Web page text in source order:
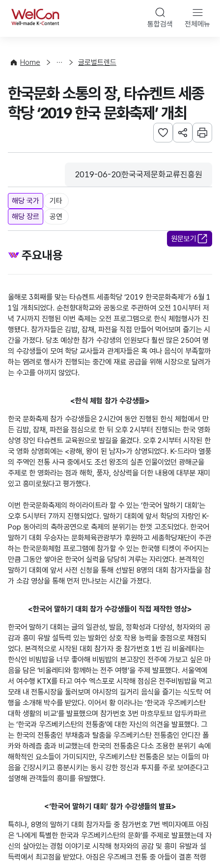
WelCon 통합검색 전체메뉴
Home
향
계
글로벌트렌드
한국문화 소통의 장, 타슈켄트 세종
학당 ‘2019 한국 문화축제’ 개최
관심사 등록하기
URL 공유하
인쇄
등록일
2019-06-20
수집기관
한국국제문화교류진흥원
해당 국가
기타
해당 장르
공연
원문보기
주요내용
올해로 3회째를 맞는 타슈켄트 세종학당 ‘2019 한국문화축제’가 6월 1
1일 개최되었다. 순천향대학교와 공동으로 주관하여 오전 10시부터 저
녁 7시까지 진행된 이번 축제는 오전 프로그램으로 한식 체험행사가 진
행됐다. 참가자들은 김밥, 잡채, 파전을 직접 만들어 먹어보며 즐기는 시
간을 가졌다. 당초 예상한 참가 수강생의 인원보다 훨씬 많은 250여 명
의 수강생들이 모여 학당 교사들과 관계자들은 혹 여나 음식이 부족할까
하는 염려로 행사가 진행되는 중간에 재료 공급을 위해 시장으로 달려가
는 수고를 아끼지 않았다.
<한식 체험 참가 수강생들>
한국 문화축제 참가 수강생들은 2시간여 동안 진행된 한식 체험에서 만
든 김밥, 잡채, 파전을 점심으로 한 뒤 오후 2시부터 진행되는 한국 영화
상영 장인 타슈켄트 교육원으로 발길을 옮겼다. 오후 2시부터 시작된 한
국 영화 상영회에는 <광해, 왕이 된 남자>가 상영되었다. K-드라마 열풍
의 주역인 전통 사극 중에서도 조선 왕조의 실존 인물이었던 광해군을
주제로 한 영화라는 점과 해학, 풍자, 상상력을 더한 내용에 대부분 재미
있고 흥미로웠다고 평가했다.
이번 한국문화축제의 하이라이트라 할 수 있는 ‘한국어 말하기 대회’는
오후 5시부터 7까지 진행되었다. 말하기 대회에 앞서 학당의 자랑인 K-
Pop 동아리의 축하공연으로 축제의 분위기는 한껏 고조되었다. 한국어
말하기 대회 우승자는 문화체육관광부가 후원하고 세종학당재단이 주관
하는 한국문화체험 프로그램에 참가할 수 있는 한국행 티켓이 주어지는
만큼 그동안 쌓아온 한국어 실력을 당당히 겨루는 자리였다. 본격적인
말하기 대회에 앞서 사전 신청을 통해 선발된 8명의 대회 참가자들을 참
가 소감 영상을 통해 먼저 만나보는 시간을 가졌다.
<한국어 말하기 대회 참가 수강생들이 직접 제작한 영상>
한국어 말하기 대회는 글의 일관성, 발음, 정확성과 다양성, 청자와의 공
감과 흥미 유발 설득력 있는 발화인 상호 작용 능력을 중점으로 채점되
었다. 본격적으로 시작된 대회 참가자 중 참가번호 1번 김 비올레타는
한식인 비빔밥을 너무 좋아해 비빔밥의 본고장인 전주에 가보고 싶은 마
음을 담은 ‘비올레티와 함께하는 전주 여행’을 주제 발표했다. 서울역에
서 여수행 KTX를 타고 여수 엑스포로 시작해 점심은 전주비빔밥을 먹고
모래 내 전통시장을 둘러보며 야시장의 길거리 음식을 즐기는 식도락 여
행을 소개해 박수를 받았다. 이어서 황 이라나는 ‘한국과 우즈베키스탄
대학 생활의 비교’를 발표했으며 참가번호 3번 마흐무토브 압두카파르
는 ‘한국과 우즈베키스탄의 전통춤’에 대한 자신의 의견을 발표했다. 그
는 한국의 전통춤인 부채춤과 탈춤을 우즈베키스탄 전통춤인 안디잔 폴
카와 하례즘 춤과 비교했는데 한국의 전통춤은 다소 조용한 분위기 속에
해학적인 요소들이 가미되지만, 우즈베키스탄 전통춤은 보는 이들의 마
음을 긴장시키고 흥분시키는 동시 강한 정신과 투지를 주로 보여준다고
설명해 관객들의 흥미를 유발했다.
<‘한국어 말하기 대회’ 참가 수강생들의 발표>
특히나, 8명의 말하기 대회 참가자들 중 참가번호 7번 벡미자예프 아짐
은 ‘나에게 특별한 한국과 우즈베키스탄의 문화’를 주제로 발표했는데 자
신의 살아있는 경험 이야기로 시작해 청자와의 공감 및 흥미 유발과 설
득력에서 최고점을 받았다. 아짐은 우즈베크 전통 중 아들이 결혼 적령